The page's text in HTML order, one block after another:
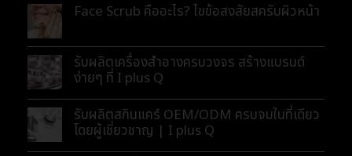
Face Scrub คืออะไร? ไขข้อสงสัยสครับผิวหน้า
รับผลิตเครื่องสำอางครบวงจร สร้างแบรนด์
ง่ายๆ ที่ I plus Q
รับผลิตสกินแคร์ OEM/ODM ครบจบในที่เดียว
โดยผู้เชี่ยวชาญ | I plus Q